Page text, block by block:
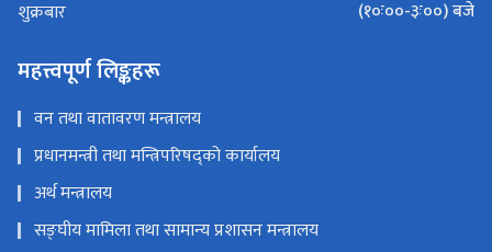
शुक्रबार
(१०ः००-३ः००) बजे
महत्त्वपूर्ण लिङ्कहरू
वन तथा वातावरण मन्त्रालय
प्रधानमन्त्री तथा मन्त्रिपरिषद्को कार्यालय
अर्थ मन्त्रालय
सङ्‍घीय मामिला तथा सामान्य प्रशासन मन्त्रालय